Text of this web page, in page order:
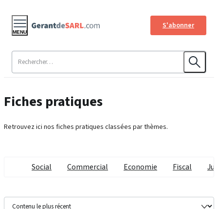
S'abonner
MENU
Fiches pratiques
Retrouvez ici nos fiches pratiques classées par thèmes.
Social Commercial Economie Fiscal